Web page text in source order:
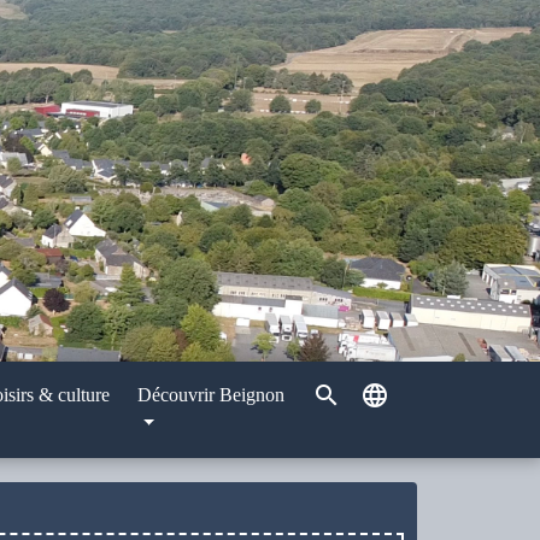
& culture Découvrir Beignon search language